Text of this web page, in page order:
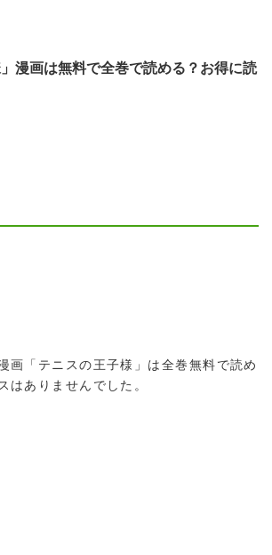
」漫画は無料で全巻で読める？お得に読
画「テニスの王子様」は全巻無料で読め
はありませんでした。